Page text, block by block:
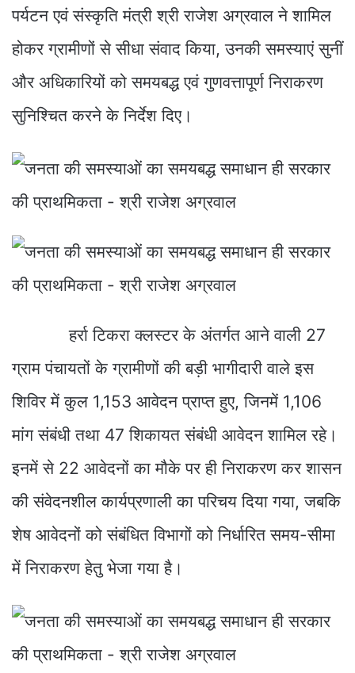
पर्यटन एवं संस्कृति मंत्री श्री राजेश अग्रवाल ने शामिल
होकर ग्रामीणों से सीधा संवाद किया, उनकी समस्याएं सुनीं
और अधिकारियों को समयबद्ध एवं गुणवत्तापूर्ण निराकरण
सुनिश्चित करने के निर्देश दिए।
हर्रा टिकरा क्लस्टर के अंतर्गत आने वाली 27
ग्राम पंचायतों के ग्रामीणों की बड़ी भागीदारी वाले इस
शिविर में कुल 1,153 आवेदन प्राप्त हुए, जिनमें 1,106
मांग संबंधी तथा 47 शिकायत संबंधी आवेदन शामिल रहे।
इनमें से 22 आवेदनों का मौके पर ही निराकरण कर शासन
की संवेदनशील कार्यप्रणाली का परिचय दिया गया, जबकि
शेष आवेदनों को संबंधित विभागों को निर्धारित समय-सीमा
में निराकरण हेतु भेजा गया है।